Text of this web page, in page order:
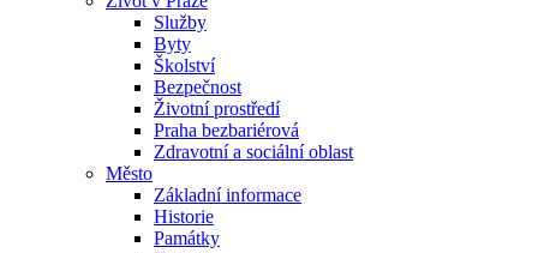
Služby
Byty
Školství
Bezpečnost
Životní prostředí
Praha bezbariérová
Zdravotní a sociální oblast
Město
Základní informace
Historie
Památky